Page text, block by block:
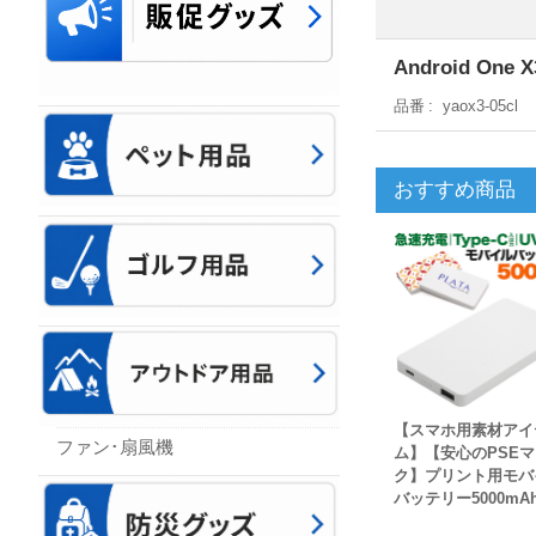
Android One
品番 yaox3-05cl
おすすめ商品
【スマホ用素材ア
ム】【安心のPSE
ク】プリント用モ
バッテリー
ファン･扇風機